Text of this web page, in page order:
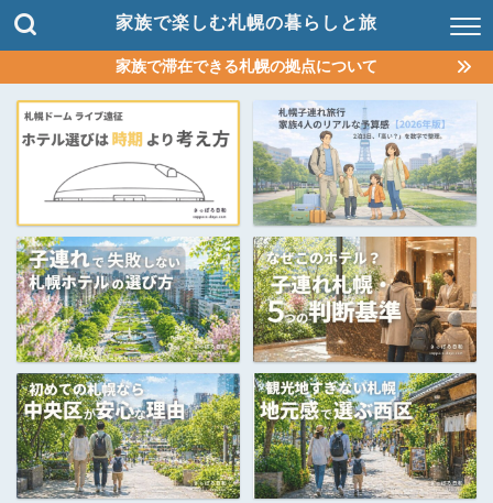
家族で楽しむ札幌の暮らしと旅
家族で滞在できる札幌の拠点について